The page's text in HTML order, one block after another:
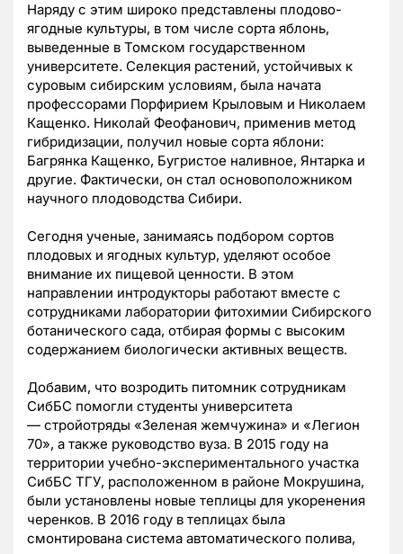
Наряду с этим широко представлены плодово-
ягодные культуры, в том числе сорта яблонь,
выведенные в Томском государственном
университете. Селекция растений, устойчивых к
суровым сибирским условиям, была начата
профессорами Порфирием Крыловым и Николаем
Кащенко. Николай Феофанович, применив метод
гибридизации, получил новые сорта яблони:
Багрянка Кащенко, Бугристое наливное, Янтарка и
другие. Фактически, он стал основоположником
научного плодоводства Сибири.
Сегодня ученые, занимаясь подбором сортов
плодовых и ягодных культур, уделяют особое
внимание их пищевой ценности. В этом
направлении интродукторы работают вместе с
сотрудниками лаборатории фитохимии Сибирского
ботанического сада, отбирая формы с высоким
содержанием биологически активных веществ.
Добавим, что возродить питомник сотрудникам
СибБС помогли студенты университета
— стройотряды «Зеленая жемчужина» и «Легион
70», а также руководство вуза. В 2015 году на
территории учебно-экспериментального участка
СибБС ТГУ, расположенном в районе Мокрушина,
были установлены новые теплицы для укоренения
черенков. В 2016 году в теплицах была
смонтирована система автоматического полива,